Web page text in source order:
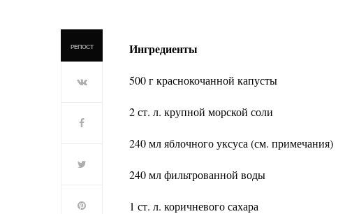
РЕПОСТ Ингредиенты
500 г краснокочанной капусты
2 ст. л. крупной морской соли
240 мл яблочного уксуса (см. примечания)
240 мл фильтрованной воды
1 ст. л. коричневого сахара